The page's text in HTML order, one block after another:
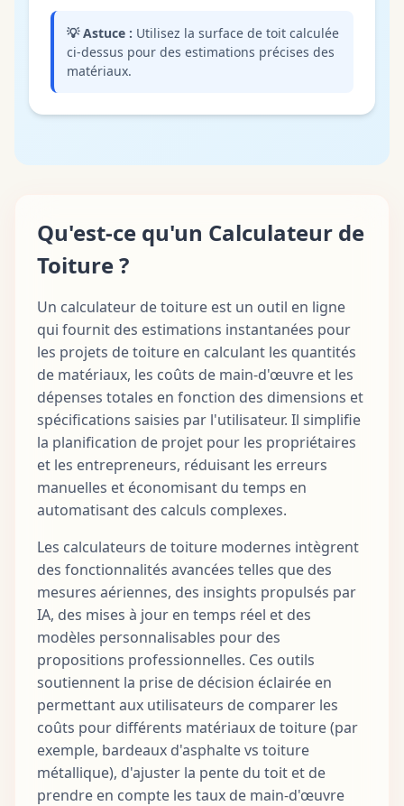
💡Astuce : Utilisez la surface de toit calculée
ci-dessus pour des estimations précises des
matériaux.
Qu'est-ce qu'un Calculateur de
Toiture ?
Un calculateur de toiture est un outil en ligne
qui fournit des estimations instantanées pour
les projets de toiture en calculant les quantités
de matériaux, les coûts de main-d'œuvre et les
dépenses totales en fonction des dimensions et
spécifications saisies par l'utilisateur. Il simplifie
la planification de projet pour les propriétaires
et les entrepreneurs, réduisant les erreurs
manuelles et économisant du temps en
automatisant des calculs complexes.
Les calculateurs de toiture modernes intègrent
des fonctionnalités avancées telles que des
mesures aériennes, des insights propulsés par
IA, des mises à jour en temps réel et des
modèles personnalisables pour des
propositions professionnelles. Ces outils
soutiennent la prise de décision éclairée en
permettant aux utilisateurs de comparer les
coûts pour différents matériaux de toiture (par
exemple, bardeaux d'asphalte vs toiture
métallique), d'ajuster la pente du toit et de
prendre en compte les taux de main-d'œuvre